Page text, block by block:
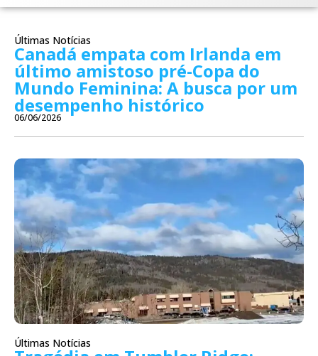
Últimas Notícias
Canadá empata com Irlanda em
último amistoso pré-Copa do
Mundo Feminina: A busca por um
desempenho histórico
06/06/2026
Últimas Notícias